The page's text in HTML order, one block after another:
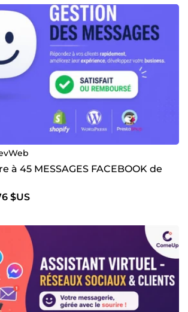
à 45 MESSAGES FACEBOOK de
$US